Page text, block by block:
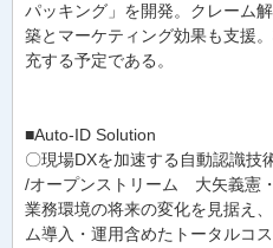
パッキング」を開発。クレーム
築とマーケティング効果も支援
充する予定である。
■Auto-ID Solution
〇現場DXを加速する自動認識技
/オープンストリーム 大矢義憲
業務環境の将来の変化を見据え
ム導入・運用含めたトータルコ